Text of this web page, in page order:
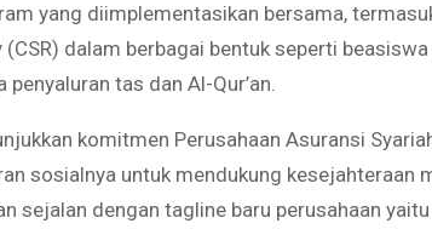
yang diimplementasikan bersama,
dalam berbagai bentuk seperti
tas dan Al-Qur’an.
komitmen Perusahaan Asuransi
sosialnya untuk mendukung kesejahteraan
sejalan dengan tagline baru perusahaan yaitu